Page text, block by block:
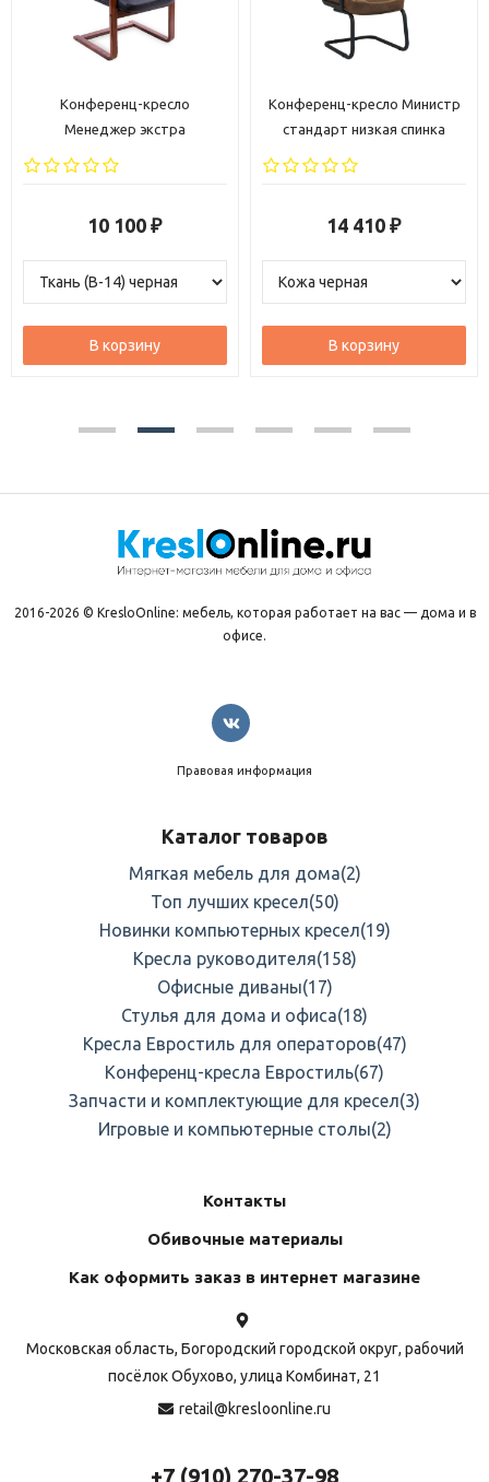
Конференц-кресло
Менеджер экстра
10 100 ₽
В корзину
Конференц-кресло Министр
стандарт низкая спинка
14 410 ₽
В корзину
2016-2026 © KresloOnline: мебель, которая работает на вас — дома и в
офисе.
Правовая информация
Каталог товаров
Мягкая мебель для дома(2)
Топ лучших кресел(50)
Новинки компьютерных кресел(19)
Кресла руководителя(158)
Офисные диваны(17)
Стулья для дома и офиса(18)
Кресла Евростиль для операторов(47)
Конференц-кресла Евростиль(67)
Запчасти и комплектующие для кресел(3)
Игровые и компьютерные столы(2)
Контакты
Обивочные материалы
Как оформить заказ в интернет магазине
Московская область, Богородский городской округ, рабочий
посёлок Обухово, улица Комбинат, 21
retail@kresloonline.ru
+7 (910) 270-37-98